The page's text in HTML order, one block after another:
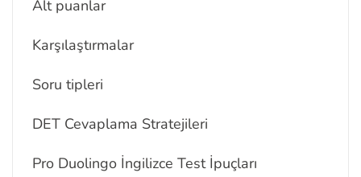
Alt puanlar
Karşılaştırmalar
Soru tipleri
DET Cevaplama Stratejileri
Pro Duolingo İngilizce Test İpuçları